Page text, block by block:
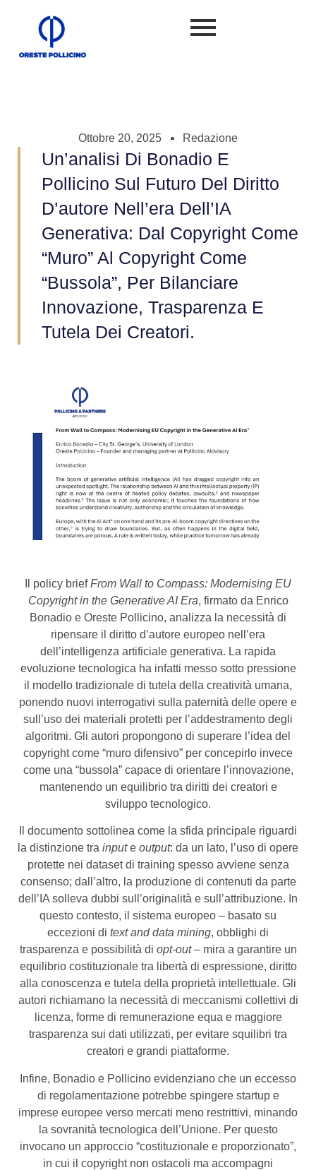
Ottobre 20, 2025 Redazione
Un’analisi Di Bonadio E
Pollicino Sul Futuro Del Diritto
D’autore Nell’era Dell’IA
Generativa: Dal Copyright Come
“muro” Al Copyright Come
“bussola”, Per Bilanciare
Innovazione, Trasparenza E
Tutela Dei Creatori.
Il policy briefFrom Wall to Compass: Modernising EU
Copyright in the Generative AI Era, firmato da Enrico
Bonadio e Oreste Pollicino, analizza la necessità di
ripensare il diritto d’autore europeo nell’era
dell’intelligenza artificiale generativa. La rapida
evoluzione tecnologica ha infatti messo sotto pressione
il modello tradizionale di tutela della creatività umana,
ponendo nuovi interrogativi sulla paternità delle opere e
sull’uso dei materiali protetti per l’addestramento degli
algoritmi. Gli autori propongono di superare l’idea del
copyright come “muro difensivo” per concepirlo invece
come una “bussola” capace di orientare l’innovazione,
mantenendo un equilibrio tra diritti dei creatori e
sviluppo tecnologico.
Il documento sottolinea come la sfida principale riguardi
la distinzione tra inpute output: da un lato, l’uso di opere
protette nei dataset di training spesso avviene senza
consenso; dall’altro, la produzione di contenuti da parte
dell’IA solleva dubbi sull’originalità e sull’attribuzione. In
questo contesto, il sistema europeo – basato su
eccezioni di text and data mining, obblighi di
trasparenza e possibilità di opt-out– mira a garantire un
equilibrio costituzionale tra libertà di espressione, diritto
alla conoscenza e tutela della proprietà intellettuale. Gli
autori richiamano la necessità di meccanismi collettivi di
licenza, forme di remunerazione equa e maggiore
trasparenza sui dati utilizzati, per evitare squilibri tra
creatori e grandi piattaforme.
Infine, Bonadio e Pollicino evidenziano che un eccesso
di regolamentazione potrebbe spingere startup e
imprese europee verso mercati meno restrittivi, minando
la sovranità tecnologica dell’Unione. Per questo
invocano un approccio “costituzionale e proporzionato”,
in cui il copyright non ostacoli ma accompagni